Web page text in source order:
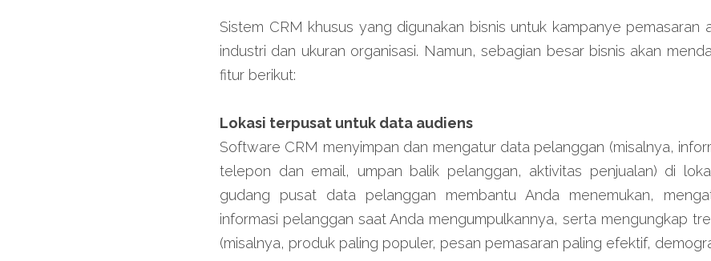
Sistem CRM khusus yang digunakan bisnis untuk kampanye pemasaran
industri dan ukuran organisasi. Namun, sebagian besar bisnis akan
fitur berikut:
Lokasi terpusat untuk data audiens
Software CRM menyimpan dan mengatur data pelanggan (misalnya,
telepon dan email, umpan balik pelanggan, aktivitas penjualan) di
gudang pusat data pelanggan membantu Anda menemukan,
informasi pelanggan saat Anda mengumpulkannya, serta mengungkap
(misalnya, produk paling populer, pesan pemasaran paling efektif,